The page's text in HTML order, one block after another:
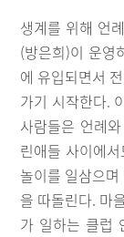
생계를 위해 언
(방은희)이 운영
에 유입되면서
가기 시작한다.
사람들은 언례
린애들 사이에
놀이를 일삼으
을 따돌린다. 마
가 일하는 클럽